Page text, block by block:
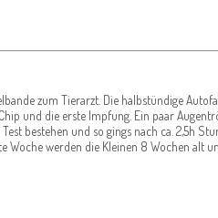
zum Tierarzt. Die halbstündige
und die erste Impfung. Ein paar
bestehen und so gings nach ca. 2,5h
Woche werden die Kleinen 8 Wochen alt